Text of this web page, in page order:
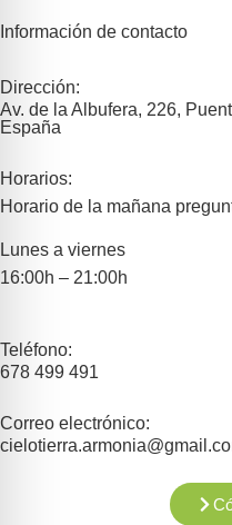
Información de contacto
Dirección:
Av. de la Albufera, 226,
España
Horarios:
Horario de la mañana
Lunes a viernes
16:00h – 21:00h
Teléfono:
678 499 491
Correo electrónico: